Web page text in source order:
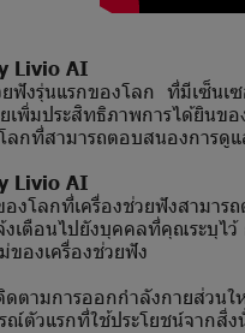
Livio AI
ยฟังรุ่นแรกของโลก ที่มีเซ็นเ
เพิ่มประสิทธิภาพการได้ยินข
ลกที่สามารถตอบสนองการดู
Livio AI
องโลกที่เครื่องช่วยฟังสามา
งเตือนไปยังบุคคลที่คุณระบุไ
ของเครื่องช่วยฟัง
ตามการออกกำลังกายส่วนใ
ณ์ตัวแรกที่ใช้ประโยชน์จากสิ่ง